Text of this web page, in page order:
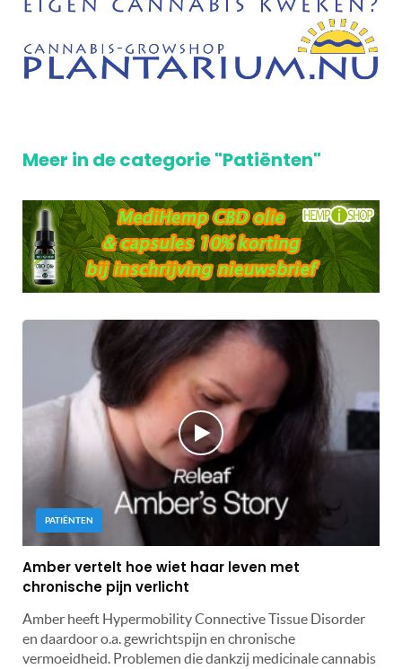
Meer in de categorie "Patiënten"
PATIËNTEN
Amber vertelt hoe wiet haar leven met
chronische pijn verlicht
Amber heeft Hypermobility Connective Tissue Disorder
en daardoor o.a. gewrichtspijn en chronische
vermoeidheid. Problemen die dankzij medicinale cannabis